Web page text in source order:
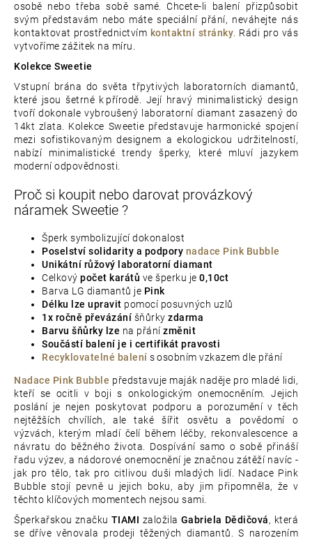
osobě nebo třeba sobě samé. Chcete-li balení přizpůsobit
svým představám nebo máte speciální přání, neváhejte nás
kontaktovat prostřednictvím kontaktní stránky. Rádi pro vás
vytvoříme zážitek na míru.
Kolekce Sweetie
Vstupní brána do světa třpytivých laboratorních diamantů,
které jsou šetrné k přírodě. Její hravý minimalistický design
tvoří dokonale vybroušený laboratorní diamant zasazený do
14kt zlata. Kolekce Sweetie představuje harmonické spojení
mezi sofistikovaným designem a ekologickou udržitelností,
nabízí minimalistické trendy šperky, které mluví jazykem
moderní odpovědnosti.
Proč si koupit nebo darovat provázkový
náramek Sweetie ?
Šperk symbolizující dokonalost
Poselství solidarity a podpory nadace Pink Bubble
Unikátní růžový laboratorní diamant
Celkový počet karátů ve šperku je 0,10ct
Barva LG diamantů je Pink
Délku lze upravit pomocí posuvných uzlů
1x ročně převázání šňůrky zdarma
Barvu šňůrky lze na přání změnit
Součástí balení je i certifikát pravosti
Recyklovatelné balení s osobním vzkazem dle přání
Nadace Pink Bubble představuje maják naděje pro mladé lidi,
kteří se ocitli v boji s onkologickým onemocněním. Jejich
poslání je nejen poskytovat podporu a porozumění v těch
nejtěžších chvílích, ale také šířit osvětu a povědomí o
výzvách, kterým mladí čelí během léčby, rekonvalescence a
návratu do běžného života. Dospívání samo o sobě přináší
řadu výzev, a nádorové onemocnění je značnou zátěží navíc -
jak pro tělo, tak pro citlivou duši mladých lidí. Nadace Pink
Bubble stojí pevně u jejich boku, aby jim připomněla, že v
těchto klíčových momentech nejsou sami.
Šperkařskou značku TIAMI založila Gabriela Dědičová, která
se dříve věnovala prodeji těžených diamantů. S narozením